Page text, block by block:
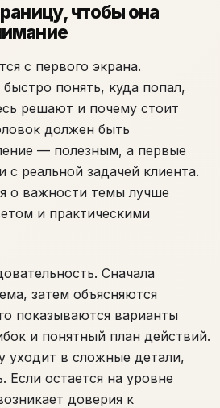
чтобы она
с первого экрана.
понять, куда попал,
решают и почему стоит
должен быть
— полезным, а первые
реальной задачей клиента.
о важности темы лучше
и практическими
Сначала
затем объясняются
показываются варианты
и понятный план действий.
уходит в сложные детали,
Если остается на уровне
доверия к